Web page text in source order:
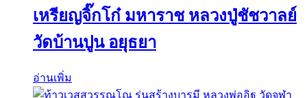
เหรียญจิ๊กโก๋ มหาราช หลวงปู่ชัชวาลย์
วัดบ้านปูน อยุธยา
อ่านเพิ่ม